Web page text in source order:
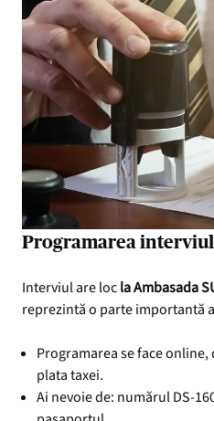
Programarea
Interviul are locla Ambasada
reprezintă o parte importantă
Programarea se face
plata taxei.
Ai nevoie de: numărul DS-